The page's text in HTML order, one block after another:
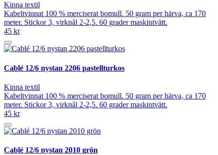
Kinna textil
Kabeltvinnat 100 % merciserat bomull. 50 gram per härva, ca 170
meter. Stickor 3, virknål 2-2,5. 60 grader maskintvätt.
45 kr
Cablé 12/6 nystan 2206 pastellturkos
Kinna textil
Kabeltvinnat 100 % merciserat bomull. 50 gram per härva, ca 170
meter. Stickor 3, virknål 2-2,5. 60 grader maskintvätt.
45 kr
Cablé 12/6 nystan 2010 grön